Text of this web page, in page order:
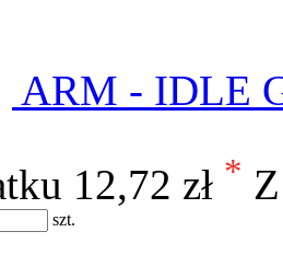
ARM - IDLE
12,72 zł *
szt.